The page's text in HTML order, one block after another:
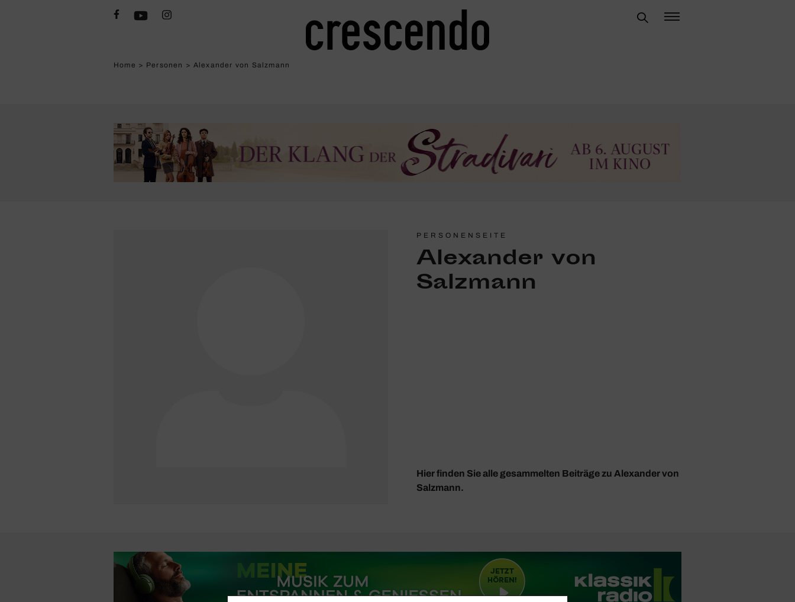
Home > Personen > Alexander von Salzmann
PERSONENSEITE
Alexander von
Salzmann
Hier finden Sie alle gesammelten Beiträge zu Alexander von
Salzmann.